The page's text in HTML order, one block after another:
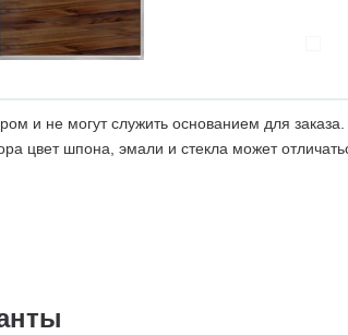
и не могут служить основанием для
цвет шпона, эмали и стекла может